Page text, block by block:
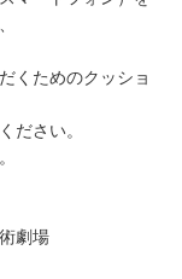
くためのクッショ
ださい。
劇場